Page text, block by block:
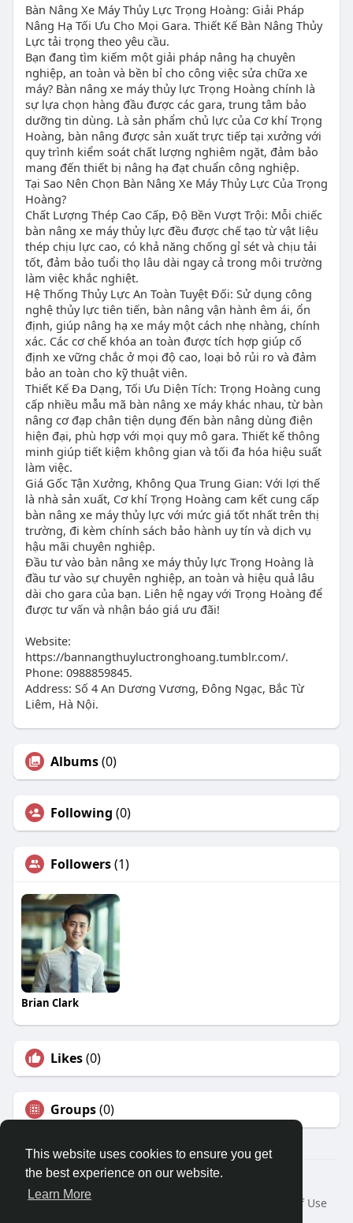
This website uses cookies to ensure you get
the best experience on our website.
Learn More
Bàn Nâng Xe Máy Thủy Lực Trọng Hoàng: Giải Pháp
Nâng Hạ Tối Ưu Cho Mọi Gara. Thiết Kế Bàn Nâng Thủy
Lực tải trọng theo yêu cầu.
Bạn đang tìm kiếm một giải pháp nâng hạ chuyên
nghiệp, an toàn và bền bỉ cho công việc sửa chữa xe
máy? Bàn nâng xe máy thủy lực Trọng Hoàng chính là
sự lựa chọn hàng đầu được các gara, trung tâm bảo
dưỡng tin dùng. Là sản phẩm chủ lực của Cơ khí Trọng
Hoàng, bàn nâng được sản xuất trực tiếp tại xưởng với
quy trình kiểm soát chất lượng nghiêm ngặt, đảm bảo
mang đến thiết bị nâng hạ đạt chuẩn công nghiệp.
Tại Sao Nên Chọn Bàn Nâng Xe Máy Thủy Lực Của Trọng
Hoàng?
Chất Lượng Thép Cao Cấp, Độ Bền Vượt Trội: Mỗi chiếc
bàn nâng xe máy thủy lực đều được chế tạo từ vật liệu
thép chịu lực cao, có khả năng chống gỉ sét và chịu tải
tốt, đảm bảo tuổi thọ lâu dài ngay cả trong môi trường
làm việc khắc nghiệt.
Hệ Thống Thủy Lực An Toàn Tuyệt Đối: Sử dụng công
nghệ thủy lực tiên tiến, bàn nâng vận hành êm ái, ổn
định, giúp nâng hạ xe máy một cách nhẹ nhàng, chính
xác. Các cơ chế khóa an toàn được tích hợp giúp cố
định xe vững chắc ở mọi độ cao, loại bỏ rủi ro và đảm
bảo an toàn cho kỹ thuật viên.
Thiết Kế Đa Dạng, Tối Ưu Diện Tích: Trọng Hoàng cung
cấp nhiều mẫu mã bàn nâng xe máy khác nhau, từ bàn
nâng cơ đạp chân tiện dụng đến bàn nâng dùng điện
hiện đại, phù hợp với mọi quy mô gara. Thiết kế thông
minh giúp tiết kiệm không gian và tối đa hóa hiệu suất
làm việc.
Giá Gốc Tận Xưởng, Không Qua Trung Gian: Với lợi thế
là nhà sản xuất, Cơ khí Trọng Hoàng cam kết cung cấp
bàn nâng xe máy thủy lực với mức giá tốt nhất trên thị
trường, đi kèm chính sách bảo hành uy tín và dịch vụ
hậu mãi chuyên nghiệp.
Đầu tư vào bàn nâng xe máy thủy lực Trọng Hoàng là
đầu tư vào sự chuyên nghiệp, an toàn và hiệu quả lâu
dài cho gara của bạn. Liên hệ ngay với Trọng Hoàng để
được tư vấn và nhận báo giá ưu đãi!
Website:
https://bannangthuyluctronghoang.tumblr.com/.
Phone: 0988859845.
Address: Số 4 An Dương Vương, Đông Ngạc, Bắc Từ
Liêm, Hà Nội.
Albums(0)
Following (0)
Followers(1)
Brian Clark
Likes(0)
Groups(0)
© 2026 Travel With Me
Home
About
Terms of Use